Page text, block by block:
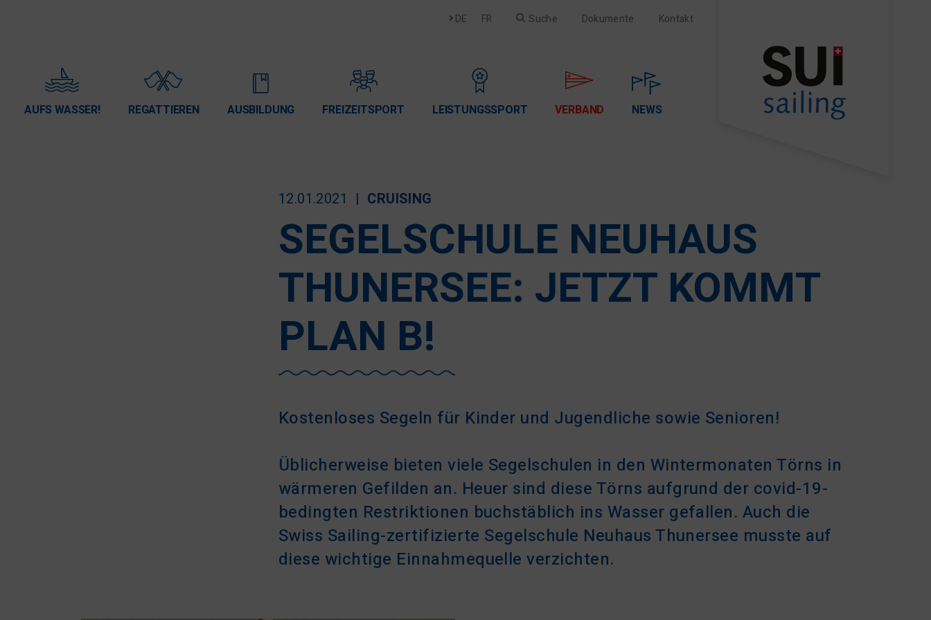
Deutsch
DE Français
FR Suche Dokumente Kontakt
AUFS WASSER! REGATTIEREN AUSBILDUNG FREIZEITSPORT LEISTUNGSSPORT VERBAND NEWS
12.01.2021 CRUISING
SEGELSCHULE NEUHAUS
THUNERSEE: JETZT KOMMT
PLAN B!
Kostenloses Segeln für Kinder und Jugendliche sowie Senioren!
Üblicherweise bieten viele Segelschulen in den Wintermonaten Törns in
wärmeren Gefilden an. Heuer sind diese Törns aufgrund der covid-19-
bedingten Restriktionen buchstäblich ins Wasser gefallen. Auch die
Swiss Sailing-zertifizierte Segelschule Neuhaus Thunersee musste auf
diese wichtige Einnahmequelle verzichten.